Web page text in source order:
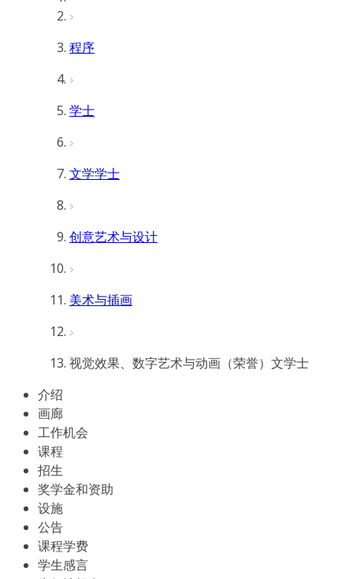
程序
学士
文学学士
创意艺术与设计
美术与插画
视觉效果、数字艺术与动画（荣誉）文学士
介绍
画廊
工作机会
课程
招生
奖学金和资助
设施
公告
课程学费
学生感言